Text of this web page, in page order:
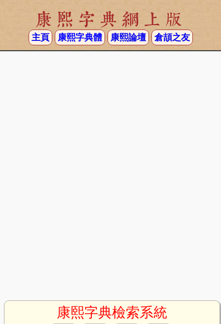
康熙字典網上版
主頁 康熙字典體 康熙論壇 倉頡之友
康熙字典檢索系統